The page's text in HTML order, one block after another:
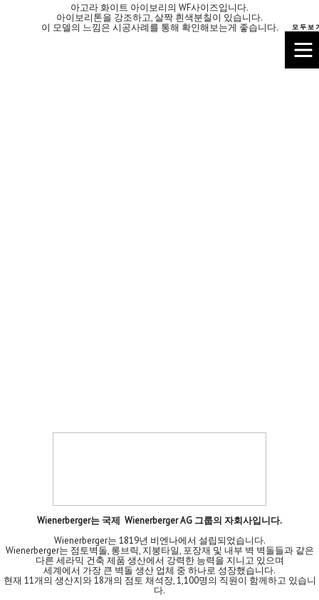
아고라 화이트 아이보리의 WF사이즈입니다.
아이보리톤을 강조하고, 살짝 흰색분칠이 있습니다.
이 모델의 느낌은 시공사례를 통해 확인해보는게 좋습니다.
Wienerberger는 국제 Wienerberger AG 그룹의 자회사입니다.
Wienerberger는 1819년 비엔나에서 설립되었습니다.
Wienerberger는 점토벽돌, 롱브릭, 지붕타일, 포장재 및 내부 벽 벽돌들과 같은
다른 세라믹 건축 제품 생산에서 강력한 능력을 지니고 있으며
세계에서 가장 큰 벽돌 생산 업체 중 하나로 성장했습니다.
현재 11개의 생산지와 18개의 점토 채석장, 1,100명의 직원이 함께하고 있습니
다.
모 두 보